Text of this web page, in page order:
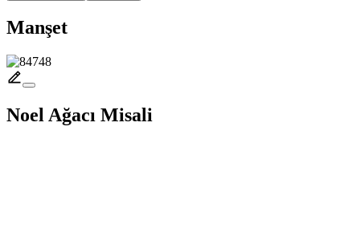
Manşet
Noel Ağacı Misali